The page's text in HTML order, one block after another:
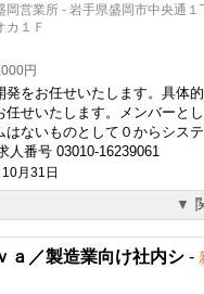
営業所 - 岩手県盛岡市中央通１
１Ｆ
円
発をお任せいたします。具体
任せいたします。メンバーと
はないものとして０からシス
番号 03010-16239061
月31日
ａ／製造業向け社内シ -